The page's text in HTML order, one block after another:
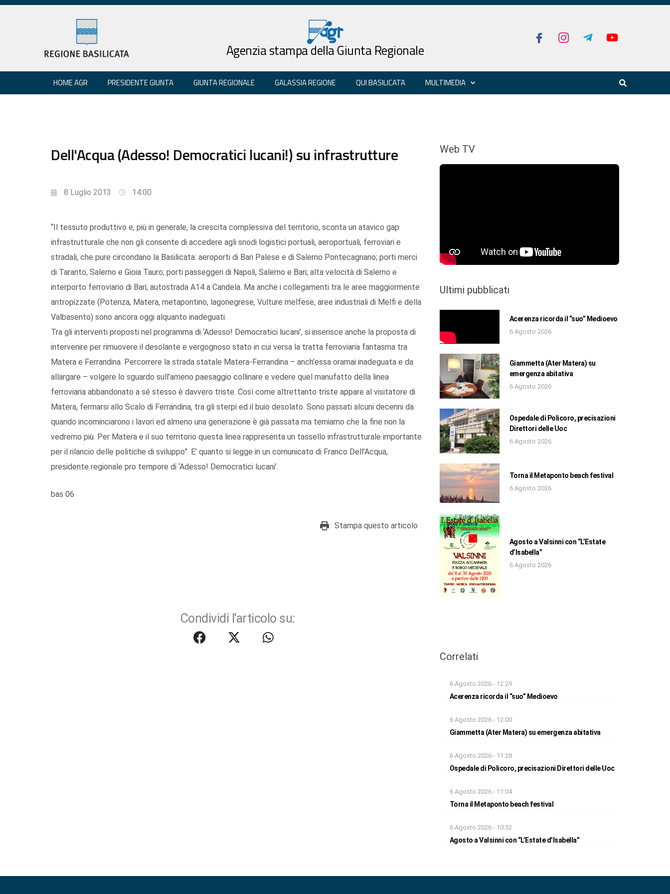
Agenzia stampa della Giunta Regionale
HOME AGR PRESIDENTE GIUNTA GIUNTA REGIONALE GALASSIA REGIONE QUI BASILICATA MULTIMEDIA
Dell'Acqua (Adesso! Democratici lucani!) su infrastrutture
8 Luglio 2013 14:00
“Il tessuto produttivo e, più in generale, la crescita complessiva del territorio, sconta un atavico gap
infrastrutturale che non gli consente di accedere agli snodi logistici portuali, aeroportuali, ferroviari e
stradali, che pure circondano la Basilicata: aeroporti di Bari Palese e di Salerno Pontecagnano; porti merci
di Taranto, Salerno e Gioia Tauro; porti passeggeri di Napoli, Salerno e Bari; alta velocità di Salerno e
interporto ferroviario di Bari; autostrada A14 a Candela. Ma anche i collegamenti tra le aree maggiormente
antropizzate (Potenza, Matera, metapontino, lagonegrese, Vulture melfese, aree industriali di Melfi e della
Valbasento) sono ancora oggi alquanto inadeguati.
Tra gli interventi proposti nel programma di ‘Adesso! Democratici lucani’, si inserisce anche la proposta di
intervenire per rimuovere il desolante e vergognoso stato in cui versa la tratta ferroviaria fantasma tra
Matera e Ferrandina. Percorrere la strada statale Matera-Ferrandina – anch’essa oramai inadeguata e da
allargare – volgere lo sguardo sull’ameno paesaggio collinare e vedere quel manufatto della linea
ferroviaria abbandonato a sé stesso è davvero triste. Così come altrettanto triste appare al visitatore di
Matera, fermarsi allo Scalo di Ferrandina, tra gli sterpi ed il buio desolato. Sono passati alcuni decenni da
quando incominciarono i lavori ed almeno una generazione è già passata ma temiamo che la fine non la
vedremo più. Per Matera e il suo territorio questa linea rappresenta un tassello infrastrutturale importante
per il rilancio delle politiche di sviluppo”. E’ quanto si legge in un comunicato di Franco Dell’Acqua,
presidente regionale pro tempore di ‘Adesso! Democratici lucani’.
bas 06
Stampa questo articolo
Condividi l'articolo su:
Web TV
Ultimi pubblicati
Acerenza ricorda il “suo” Medioevo
6 Agosto 2026
Giammetta (Ater Matera) su
emergenza abitativa
6 Agosto 2026
Ospedale di Policoro, precisazioni
Direttori delle Uoc
6 Agosto 2026
Torna il Metaponto beach festival
6 Agosto 2026
Agosto a Valsinni con “L’Estate
d’Isabella”
6 Agosto 2026
Correlati
6 Agosto 2026 - 12:29
Acerenza ricorda il “suo” Medioevo
6 Agosto 2026 - 12:00
Giammetta (Ater Matera) su emergenza abitativa
6 Agosto 2026 - 11:28
Ospedale di Policoro, precisazioni Direttori delle Uoc
6 Agosto 2026 - 11:04
Torna il Metaponto beach festival
6 Agosto 2026 - 10:52
Agosto a Valsinni con “L’Estate d’Isabella”